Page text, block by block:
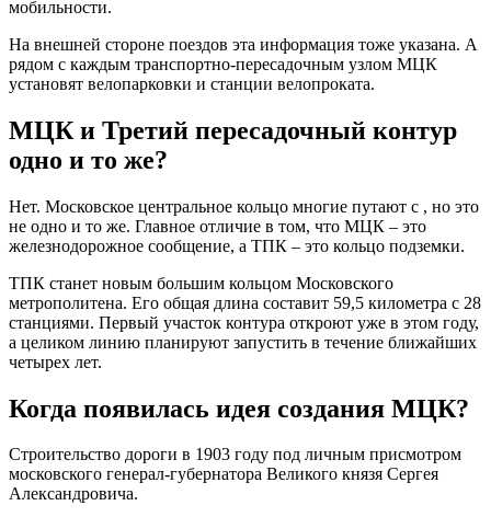
мобильности.
На внешней стороне поездов эта информация тоже указана. А
рядом с каждым транспортно-пересадочным узлом МЦК
установят велопарковки и станции велопроката.
МЦК и Третий пересадочный контур
одно и то же?
Нет. Московское центральное кольцо многие путают с , но это
не одно и то же. Главное отличие в том, что МЦК – это
железнодорожное сообщение, а ТПК – это кольцо подземки.
ТПК станет новым большим кольцом Московского
метрополитена. Его общая длина составит 59,5 километра с 28
станциями. Первый участок контура откроют уже в этом году,
а целиком линию планируют запустить в течение ближайших
четырех лет.
Когда появилась идея создания МЦК?
Строительство дороги в 1903 году под личным присмотром
московского генерал-губернатора Великого князя Сергея
Александровича.